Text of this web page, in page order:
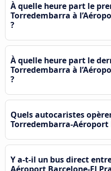
À quelle heure part le
Torredembarra à
?
À quelle heure part le
Torredembarra à
?
Quels autocaristes
Torredembarra-Aéroport
Y a-t-il un bus direct